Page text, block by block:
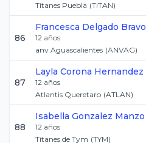
Titanes Puebla (TITAN)
86
Francesca Delgado Bravo
12 años
anv Aguascalientes (ANVAG)
87
Layla Corona Hernandez
12 años
Atlantis Queretaro (ATLAN)
88
Isabella Gonzalez Manzo
12 años
Titanes de Tym (TYM)